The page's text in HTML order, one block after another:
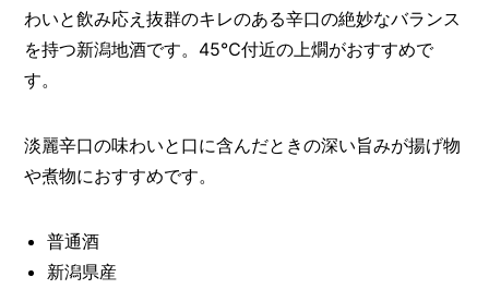
わいと飲み応え抜群のキレのある辛口の絶妙なバランス
を持つ新潟地酒です。45℃付近の上燗がおすすめで
す。
淡麗辛口の味わいと口に含んだときの深い旨みが揚げ物
や煮物におすすめです。
普通酒
新潟県産